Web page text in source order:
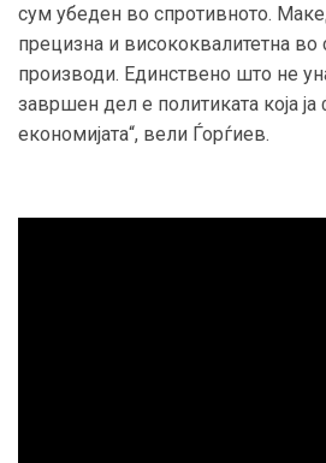
сум убеден во спротивното.
прецизна и висококвалитетна во
производи. Единствено што не
завршен дел е политиката која
економијата“, вели Ѓорѓиев.